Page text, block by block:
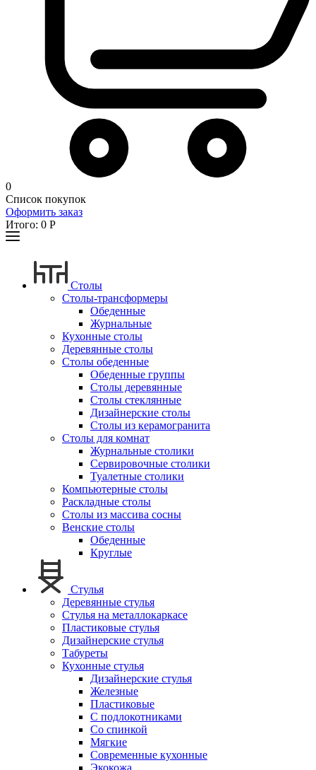
0
Список покупок
Оформить заказ
Итого: 0 Р
Столы
Столы-трансформеры
Обеденные
Журнальные
Кухонные столы
Деревянные столы
Столы обеденные
Обеденные группы
Столы деревянные
Столы стеклянные
Дизайнерские столы
Столы из керамогранита
Столы для комнат
Журнальные столики
Сервировочные столики
Туалетные столики
Компьютерные столы
Раскладные столы
Столы из массива сосны
Венские столы
Обеденные
Круглые
Стулья
Деревянные стулья
Стулья на металлокаркасе
Пластиковые стулья
Дизайнерские стулья
Табуреты
Кухонные стулья
Дизайнерские стулья
Железные
Пластиковые
С подлокотниками
Со спинкой
Мягкие
Современные кухонные